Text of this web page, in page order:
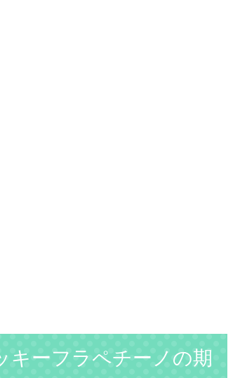
キーフラペチーノの期